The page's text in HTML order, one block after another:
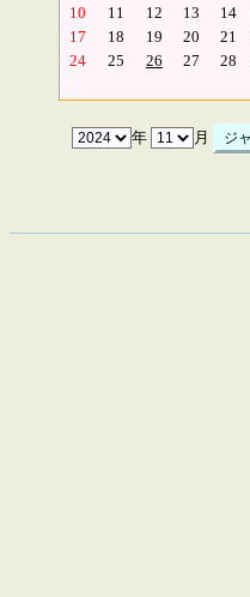
10
11 12 13 14
17
18 19 20 21
24
25 26 27 28
年 月